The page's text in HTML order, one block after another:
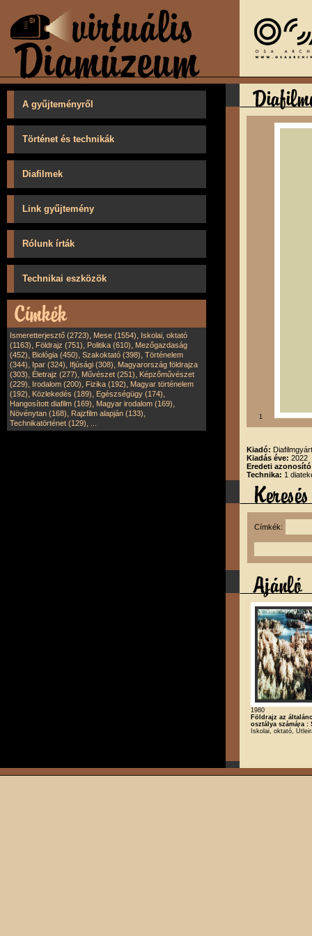
A gyűjteményről
Történet és technikák
Diafilmek
Link gyűjtemény
Rólunk írták
Technikai eszközök
Ismeretterjesztő (2723), Mese (1554), Iskolai, oktató
(1163), Földrajz (751), Politika (610), Mezőgazdaság
(452), Biológia (450), Szakoktató (398), Történelem
(344), Ipar (324), Ifjúsági (308), Magyarország földrajza
(303), Életrajz (277), Művészet (251), Képzőművészet
(229), Irodalom (200), Fizika (192), Magyar történelem
(192), Közlekedés (189), Egészségügy (174),
Hangosított diafilm (169), Magyar irodalom (169),
Növénytan (168), Rajzfilm alapján (133),
Technikatörténet (129),
1
Kiadó:
Kiadás éve: 2022
Eredeti
Technika: 1
Címkék:
1980
Földrajz az
osztálya számára :
Iskolai, oktató,